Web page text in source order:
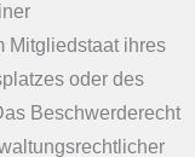
Mitgliedstaat ihres
oder des
Beschwerderecht